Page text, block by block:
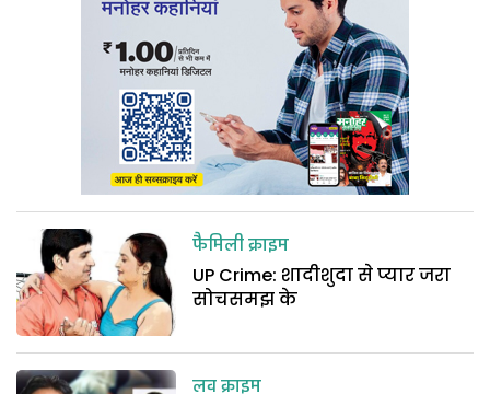
फैमिली क्राइम
UP Crime: शादीशुदा से प्यार जरा
सोचसमझ के
लव क्राइम